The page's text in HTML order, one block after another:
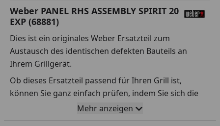
Weber PANEL RHS ASSEMBLY SPIRIT 20
EXP (68881)
Dies ist ein originales Weber Ersatzteil zum
Austausch des identischen defekten Bauteils an
Ihrem Grillgerät.
Ob dieses Ersatzteil passend für Ihren Grill ist,
können Sie ganz einfach prüfen, indem Sie sich die
Explosionszeichnung Ihres Grills anschauen und dort
das betreffende Teil heraussuchen.
Mehr anzeigen